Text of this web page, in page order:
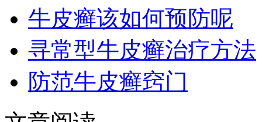
牛皮癣该如何预防呢
寻常型牛皮癣治疗方法
防范牛皮癣窍门